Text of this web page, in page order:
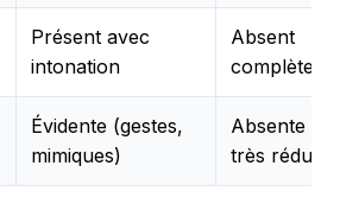
Présent avec
intonation
Absent
Évidente (gestes,
mimiques)
Absente ou
très réduite